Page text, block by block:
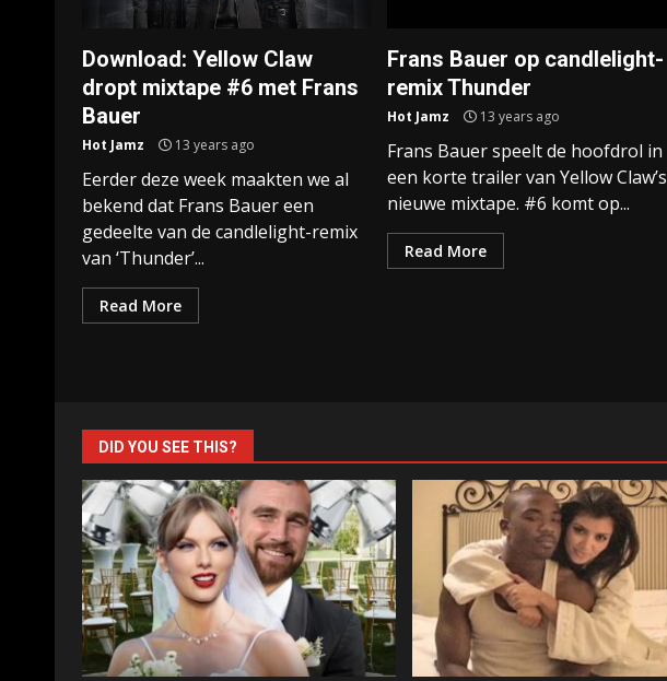
Download: Yellow Claw
dropt mixtape #6 met Frans
Bauer
Hot Jamz 13 years ago
Eerder deze week maakten we al
bekend dat Frans Bauer een
gedeelte van de candlelight-remix
van ‘Thunder’...
Read More
Frans Bauer op candlelight-
remix Thunder
Hot Jamz 13 years ago
Frans Bauer speelt de hoofdrol in
een korte trailer van Yellow Claw’s
nieuwe mixtape. #6 komt op...
Read More
DID YOU SEE THIS?